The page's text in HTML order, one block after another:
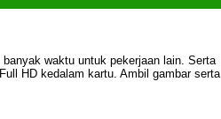
waktu untuk pekerjaan lain. Serta
HD kedalam kartu. Ambil gambar serta